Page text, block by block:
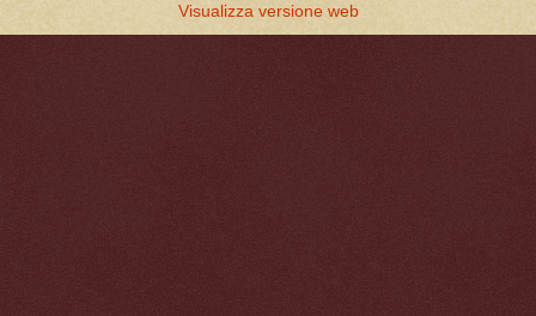
Visualizza versione web